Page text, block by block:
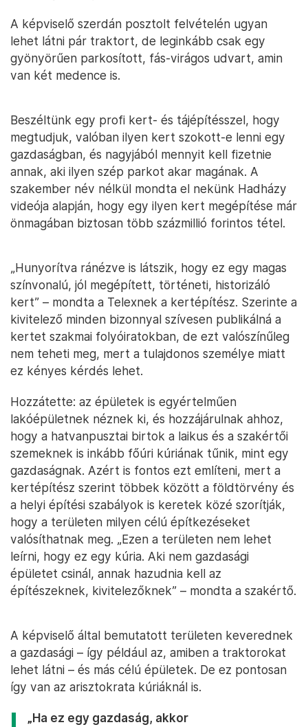
A képviselő szerdán posztolt felvételén ugyan
lehet látni pár traktort, de leginkább csak egy
gyönyörűen parkosított, fás-virágos udvart, amin
van két medence is.
Beszéltünk egy profi kert- és tájépítésszel, hogy
megtudjuk, valóban ilyen kert szokott-e lenni egy
gazdaságban, és nagyjából mennyit kell fizetnie
annak, aki ilyen szép parkot akar magának. A
szakember név nélkül mondta el nekünk Hadházy
videója alapján, hogy egy ilyen kert megépítése már
önmagában biztosan több százmillió forintos tétel.
„Hunyorítva ránézve is látszik, hogy ez egy magas
színvonalú, jól megépített, történeti, historizáló
kert” – mondta a Telexnek a kertépítész. Szerinte a
kivitelező minden bizonnyal szívesen publikálná a
kertet szakmai folyóiratokban, de ezt valószínűleg
nem teheti meg, mert a tulajdonos személye miatt
ez kényes kérdés lehet.
Hozzátette: az épületek is egyértelműen
lakóépületnek néznek ki, és hozzájárulnak ahhoz,
hogy a hatvanpusztai birtok a laikus és a szakértői
szemeknek is inkább főúri kúriának tűnik, mint egy
gazdaságnak. Azért is fontos ezt említeni, mert a
kertépítész szerint többek között a földtörvény és
a helyi építési szabályok is keretek közé szorítják,
hogy a területen milyen célú építkezéseket
valósíthatnak meg. „Ezen a területen nem lehet
leírni, hogy ez egy kúria. Aki nem gazdasági
épületet csinál, annak hazudnia kell az
építészeknek, kivitelezőknek” – mondta a szakértő.
A képviselő által bemutatott területen keverednek
a gazdasági – így például az, amiben a traktorokat
lehet látni – és más célú épületek. De ez pontosan
így van az arisztokrata kúriáknál is.
„Ha ez egy gazdaság, akkor